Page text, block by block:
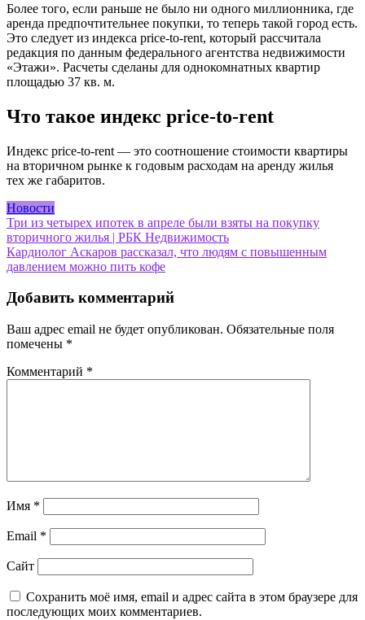
Более того, если раньше не было ни одного миллионника, где
аренда предпочтительнее покупки, то теперь такой город есть.
Это следует из индекса price-to-rent, который рассчитала
редакция по данным федерального агентства недвижимости
«Этажи». Расчеты сделаны для однокомнатных квартир
площадью 37 кв. м.
Что такое индекс price-to-rent
Индекс price-to-rent — это соотношение стоимости квартиры
на вторичном рынке к годовым расходам на аренду жилья
тех же габаритов.
Новости
Навигация
по
записям
Три из четырех ипотек в апреле были взяты на покупку
вторичного жилья | РБК Недвижимость
Кардиолог Аскаров рассказал, что людям с повышенным
давлением можно пить кофе
Добавить комментарий
Ваш адрес email не будет опубликован. Обязательные поля
помечены *
Комментарий *
Имя *
Email *
Сайт
Сохранить моё имя, email и адрес сайта в этом браузере для
последующих моих комментариев.